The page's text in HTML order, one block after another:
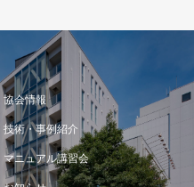
協会情報
技術・事例紹介
マニュアル講習会